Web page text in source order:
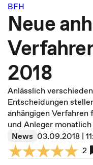
BFH
Neue
2018
Anlässlich
Entscheidungen
anhängigen
und Anleger
News 03.09.2018 |
2